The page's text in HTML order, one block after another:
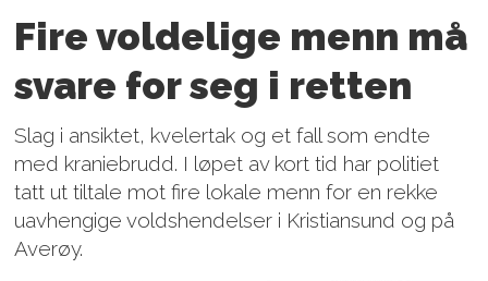
Fire voldelige menn må
svare for seg i retten
Slag i ansiktet, kvelertak og et fall som endte
med kraniebrudd. I løpet av kort tid har politiet
tatt ut tiltale mot fire lokale menn for en rekke
uavhengige voldshendelser i Kristiansund og på
Averøy.